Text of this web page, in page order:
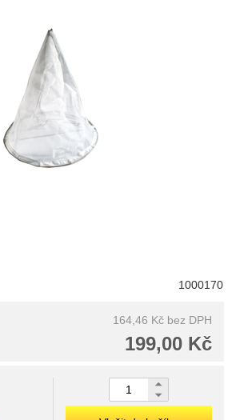
1000170
164,46 Kč bez DPH
199,00 Kč